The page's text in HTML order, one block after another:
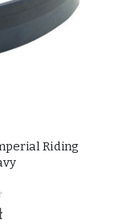
Riding